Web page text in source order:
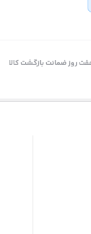
روز ضمانت بازگشت کالا